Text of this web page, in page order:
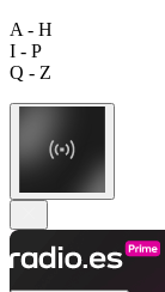
A - H
I - P
Q - Z